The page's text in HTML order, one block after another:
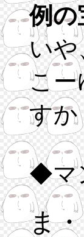
例の
いや
こー
すか
◆マ
ま